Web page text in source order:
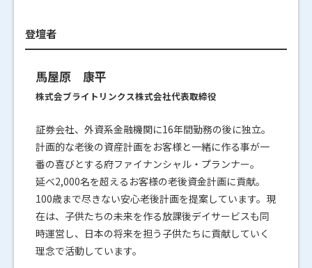
登壇者
馬屋原 康平
株式会ブライトリンクス株式会社代表取締役
証券会社、外資系金融機関に16年間勤務の後に独立。
計画的な老後の資産計画をお客様と一緒に作る事が一
番の喜びとする府ファイナンシャル・プランナー。
延べ2,000名を超えるお客様の老後資金計画に貢献。
100歳まで尽きない安心老後計画を提案しています。現
在は、子供たちの未来を作る放課後デイサービスも同
時運営し、日本の将来を担う子供たちに貢献していく
理念で活動しています。